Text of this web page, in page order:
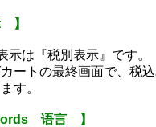
】
示は『税別表示』です。
ートの最終画面で、税
ます。
语言 】